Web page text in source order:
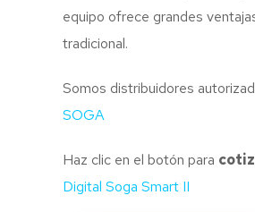
equipo ofrece grandes
tradicional.
Somos distribuidores
SOGA
Haz clic en el botón para
Digital Soga Smart II